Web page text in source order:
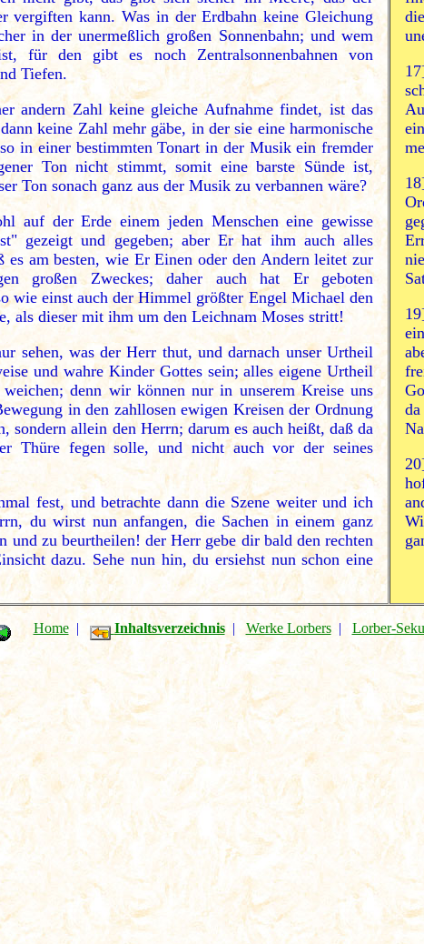
vergiften kann. Was in der Erdbahn keine Gleichung
in der unermeßlich großen Sonnenbahn; und wem
für den gibt es noch Zentralsonnenbahnen von
Tiefen.
andern Zahl keine gleiche Aufnahme findet, ist das
keine Zahl mehr gäbe, in der sie eine harmonische
in einer bestimmten Tonart in der Musik ein fremder
Ton nicht stimmt, somit eine barste Sünde ist,
Ton sonach ganz aus der Musik zu verbannen wäre?
auf der Erde einem jeden Menschen eine gewisse
gezeigt und gegeben; aber Er hat ihm auch alles
es am besten, wie Er Einen oder den Andern leitet zur
großen Zweckes; daher auch hat Er geboten
wie einst auch der Himmel größter Engel Michael den
als dieser mit ihm um den Leichnam Moses stritt!
sehen, was der Herr thut, und darnach unser Urtheil
und wahre Kinder Gottes sein; alles eigene Urtheil
denn wir können nur in unserem Kreise uns
in den zahllosen ewigen Kreisen der Ordnung
sondern allein den Herrn; darum es auch heißt, daß da
Thüre fegen solle, und nicht auch vor der seines
fest, und betrachte dann die Szene weiter und ich
du wirst nun anfangen, die Sachen in einem ganz
und zu beurtheilen! der Herr gebe dir bald den rechten
dazu. Sehe nun hin, du ersiehst nun schon eine
Home| Inhaltsverzeichnis| Werke Lorbers| Lorber-